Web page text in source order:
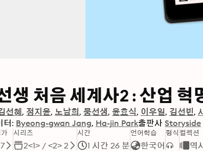
생 처음 세계사2 : 산업 혁
선혜 정지윤 노남희 뭉선생 윤효식 이우일 김선빈
터: Byeong-gwan Jang Ha-jin Park출판사 Storyside
시리즈
2<1> / <2> 2
시간
1 시간 26 분
언어학습
한국어
형식 컬렉션
역